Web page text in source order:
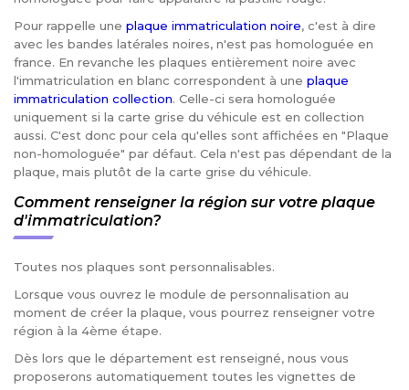
Pour rappelle une plaque immatriculation noire, c'est à dire
avec les bandes latérales noires, n'est pas homologuée en
france. En revanche les plaques entièrement noire avec
l'immatriculation en blanc correspondent à une plaque
immatriculation collection. Celle-ci sera homologuée
uniquement si la carte grise du véhicule est en collection
aussi. C'est donc pour cela qu'elles sont affichées en "Plaque
non-homologuée" par défaut. Cela n'est pas dépendant de la
plaque, mais plutôt de la carte grise du véhicule.
Comment renseigner la région sur votre plaque
d'immatriculation?
Toutes nos plaques sont personnalisables.
Lorsque vous ouvrez le module de personnalisation au
moment de créer la plaque, vous pourrez renseigner votre
région à la 4ème étape.
Dès lors que le département est renseigné, nous vous
proposerons automatiquement toutes les vignettes de